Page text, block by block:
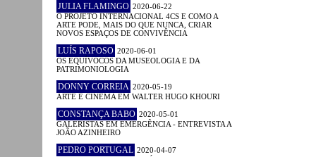
JULIA FLAMINGO 2020-06-22
O PROJETO INTERNACIONAL 4CS E COMO A
ARTE PODE, MAIS DO QUE NUNCA, CRIAR
NOVOS ESPAÇOS DE CONVIVÊNCIA
LUÍS RAPOSO 2020-06-01
OS EQUÍVOCOS DA MUSEOLOGIA E DA
PATRIMONIOLOGIA
DONNY CORREIA 2020-05-19
ARTE E CINEMA EM WALTER HUGO KHOURI
CONSTANÇA BABO 2020-05-01
GALERISTAS EM EMERGÊNCIA - ENTREVISTA A
JOÃO AZINHEIRO
PEDRO PORTUGAL 2020-04-07